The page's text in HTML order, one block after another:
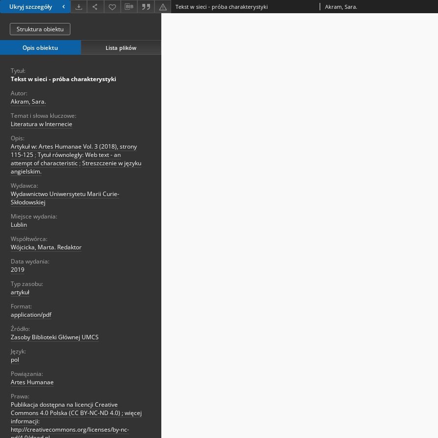
Ukryj szczegóły Tekst w sieci - próba charakterystyki Akram, Sara.
Struktura obiektu
Opis obiektu Lista plików
Tytuł:
Tekst w sieci - próba charakterystyki
Autor:
Akram, Sara.
Temat i słowa kluczowe:
Literatura w Internecie
Opis:
Artykuł w: Artes Humanae Vol. 3 (2018), strony
115-125 ; Tytuł równoległy: Web text - an
attempt of characteristic ; Streszczenie w języku
angielskim.
Wydawca:
Wydawnictwo Uniwersytetu Marii Curie-
Skłodowskiej
Miejsce wydania:
Lublin
Współtwórca:
Wójcicka, Marta. Redaktor
Data wydania:
2019
Typ zasobu:
artykuł
Format:
application/pdf
Źródło:
Zasoby Biblioteki Głównej UMCS
Język:
pol
Powiązania:
Artes Humanae
Prawa:
Publikacja dostępna na licencji Creative
Commons 4.0 Polska (CC BY-NC-ND 4.0) ; więcej
informacji:
http://creativecommons.org/licenses/by-nc-